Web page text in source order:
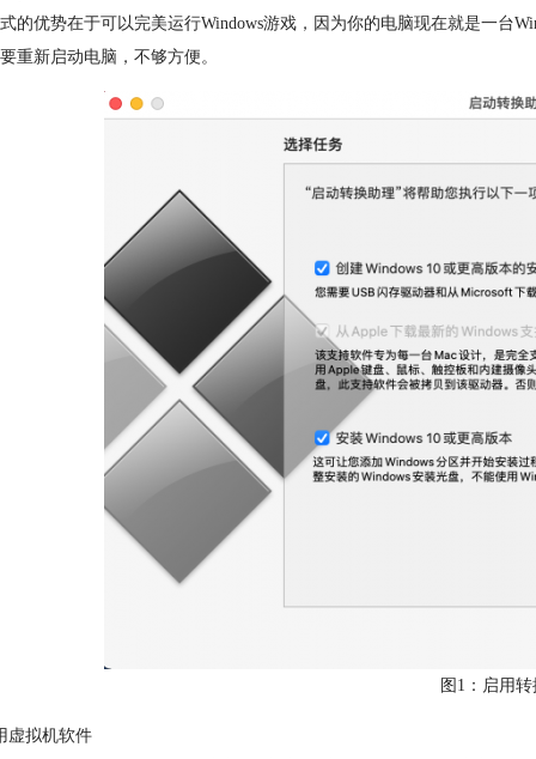
的优势在于可以完美运行Windows游戏，因为你的电脑现在就是一台
重新启动电脑，不够方便。
图1：启用
虚拟机软件